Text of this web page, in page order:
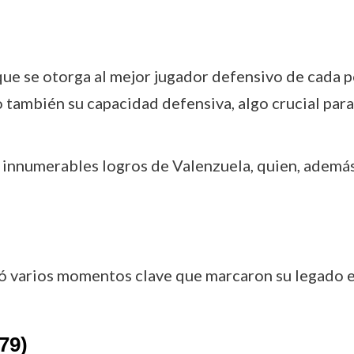
se otorga al mejor jugador defensivo de cada
su capacidad defensiva, algo crucial
logros de Valenzuela, quien,
varios momentos clave que marcaron su